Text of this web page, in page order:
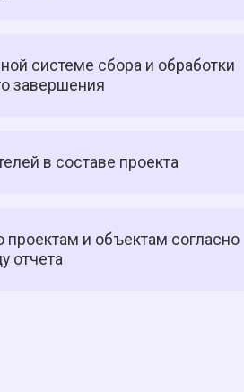
системе сбора и обработки
завершения
в составе проекта
и объектам согласно
отчета